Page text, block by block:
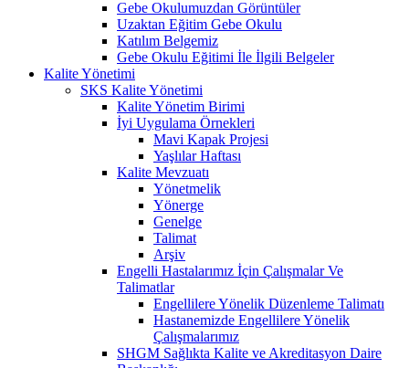
Gebe Okulumuzdan Görüntüler
Uzaktan Eğitim Gebe Okulu
Katılım Belgemiz
Gebe Okulu Eğitimi İle İlgili Belgeler
Kalite Yönetimi
SKS Kalite Yönetimi
Kalite Yönetim Birimi
İyi Uygulama Örnekleri
Mavi Kapak Projesi
Yaşlılar Haftası
Kalite Mevzuatı
Yönetmelik
Yönerge
Genelge
Talimat
Arşiv
Engelli Hastalarımız İçin Çalışmalar Ve
Talimatlar
Engellilere Yönelik Düzenleme Talimatı
Hastanemizde Engellilere Yönelik
Çalışmalarımız
SHGM Sağlıkta Kalite ve Akreditasyon Daire